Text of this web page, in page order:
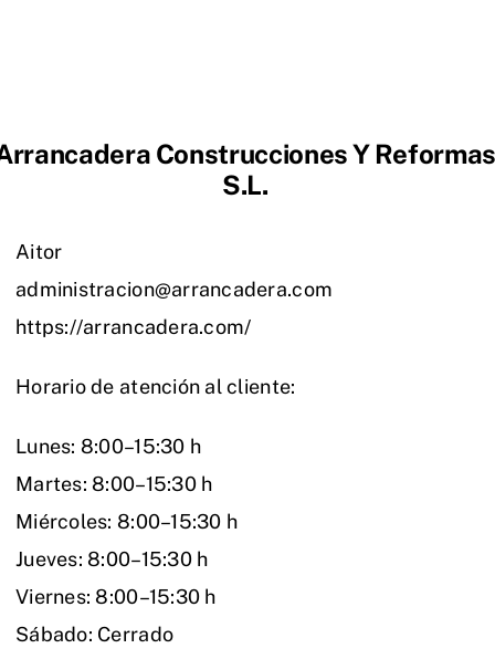
Construcciones Y Reformas
S.L.
Aitor
administracion@arrancadera.com
https://arrancadera.com/
Horario de atención al cliente:
Lunes: 8:00–15:30 h
Martes: 8:00–15:30 h
Miércoles: 8:00–15:30 h
Jueves: 8:00–15:30 h
Viernes: 8:00–15:30 h
Sábado: Cerrado